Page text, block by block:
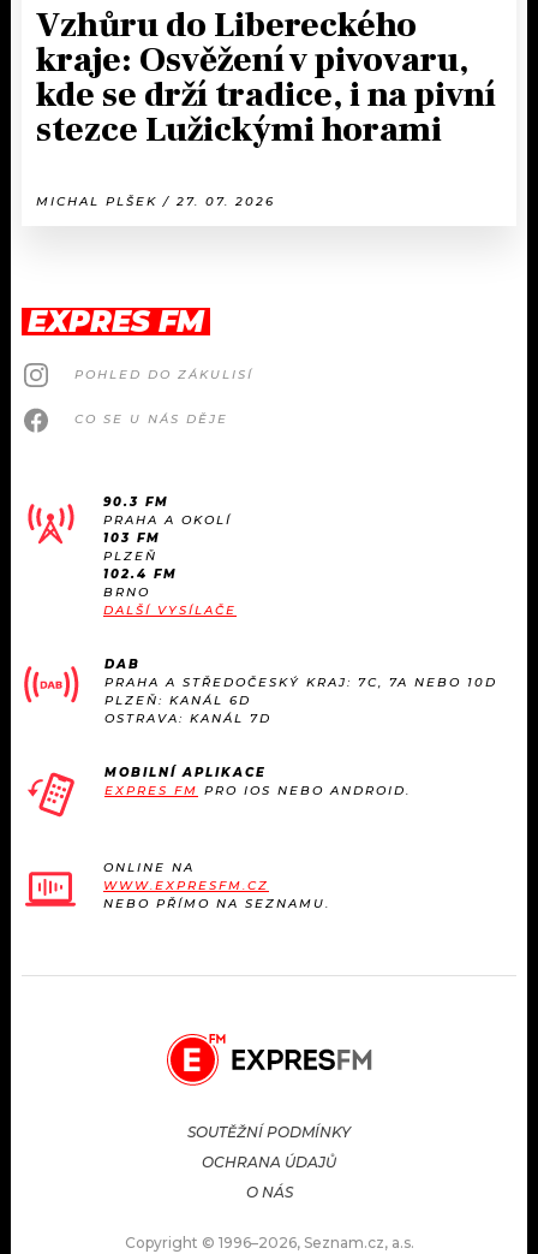
Vzhůru do Libereckého
kraje: Osvěžení v pivovaru,
kde se drží tradice, i na pivní
stezce Lužickými horami
MICHAL PLŠEK / 27. 07. 2026
EXPRES FM
POHLED DO ZÁKULISÍ
CO SE U NÁS DĚJE
90.3 FM
PRAHA A OKOLÍ
103 FM
PLZEŇ
102.4 FM
BRNO
DALŠÍ VYSÍLAČE
DAB
PRAHA A STŘEDOČESKÝ KRAJ: 7C, 7A NEBO 10D
PLZEŇ: KANÁL 6D
OSTRAVA: KANÁL 7D
MOBILNÍ APLIKACE
EXPRES FM PRO IOS NEBO ANDROID.
ONLINE NA
WWW.EXPRESFM.CZ
NEBO PŘÍMO NA SEZNAMU.
SOUTĚŽNÍ PODMÍNKY
OCHRANA ÚDAJŮ
O NÁS
Copyright © 1996–2026, Seznam.cz, a.s.